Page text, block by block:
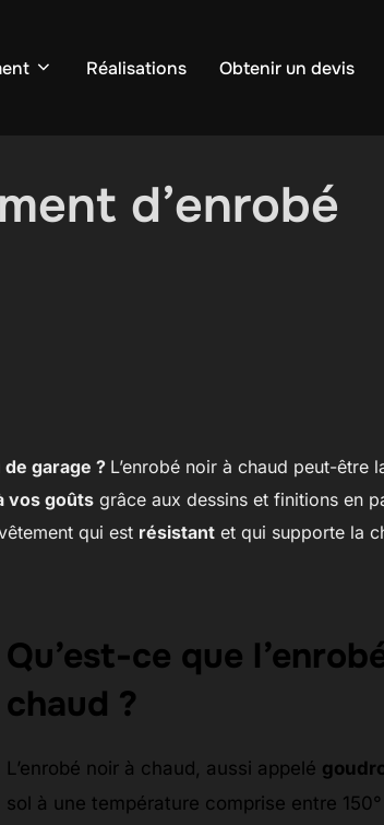
Réalisations Obtenir un devis
d’enrobé
garage ? L’enrobé noir à chaud peut-être
vos goûts grâce aux dessins et finitions en
qui est résistant et qui supporte la
Qu’est-ce que
chaud ?
L’enrobé noir à chaud, aussi appelé
sol à une température comprise entre